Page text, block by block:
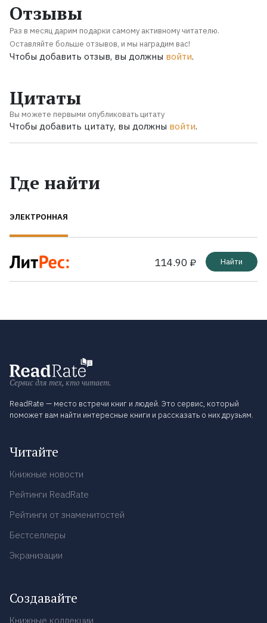
Отзывы
Раз в месяц дарим подарки самому активному читателю.
Оставляйте больше отзывов, и мы наградим вас!
Чтобы добавить отзыв, вы должны войти.
Цитаты
Вы можете первыми опубликовать цитату
Чтобы добавить цитату, вы должны войти.
Где найти
ЭЛЕКТРОННАЯ
114.90 ₽ Найти
Сервис для тех, кто читает.
ReadRate — место встречи книг и людей. Это сервис, который
поможет вам найти интересные книги и рассказать о них друзьям.
Читайте
Книжные новости
Рейтинги ReadRate
Рейтинги от знаменитостей
Бестселлеры
Экранизации
Создавайте
Книжные коллекции